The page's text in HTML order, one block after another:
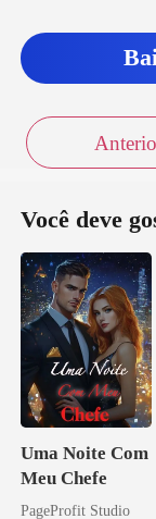
Você deve
Uma Noite Com
Meu Chefe
PageProfit Studio